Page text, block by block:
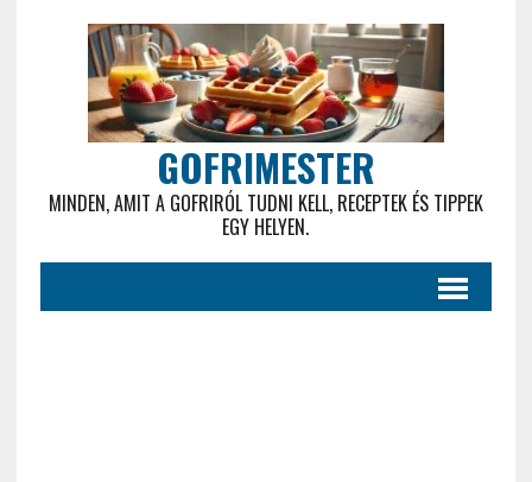
GOFRIMESTER
MINDEN, AMIT A GOFRIRÓL TUDNI KELL, RECEPTEK ÉS TIPPEK
EGY HELYEN.